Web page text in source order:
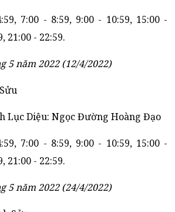
7:00 - 8:59, 9:00 - 10:59, 15:00 -
21:00 - 22:59.
5 năm 2022 (12/4/2022)
Lục Diệu: Ngọc Đường Hoàng Đạo
7:00 - 8:59, 9:00 - 10:59, 15:00 -
21:00 - 22:59.
5 năm 2022 (24/4/2022)